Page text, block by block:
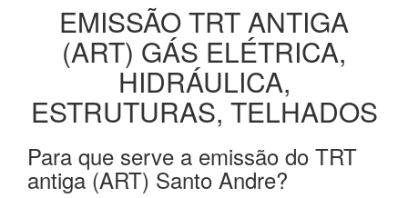
EMISSÃO TRT ANTIGA
(ART) GÁS ELÉTRICA,
HIDRÁULICA,
ESTRUTURAS, TELHADOS
Para que serve a emissão do TRT
antiga (ART) Santo Andre?